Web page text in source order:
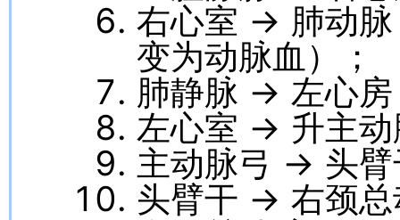
右心室 → 肺动
变为动脉血）；
肺静脉 → 左心
左心室 → 升主
主动脉弓 → 头臂
头臂干 → 右颈总